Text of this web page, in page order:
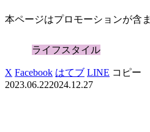
本ページはプロモーションが含
ライフスタイル
X Facebook はてブ LINE コピー
2023.06.222024.12.27